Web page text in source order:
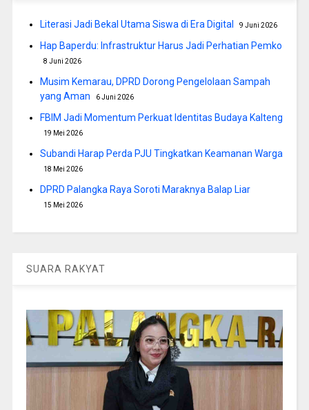
Literasi Jadi Bekal Utama Siswa di Era Digital 9 Juni 2026
Hap Baperdu: Infrastruktur Harus Jadi Perhatian Pemko
8 Juni 2026
Musim Kemarau, DPRD Dorong Pengelolaan Sampah
yang Aman
6 Juni 2026
FBIM Jadi Momentum Perkuat Identitas Budaya Kalteng
19 Mei 2026
Subandi Harap Perda PJU Tingkatkan Keamanan Warga
18 Mei 2026
DPRD Palangka Raya Soroti Maraknya Balap Liar
15 Mei 2026
SUARA RAKYAT